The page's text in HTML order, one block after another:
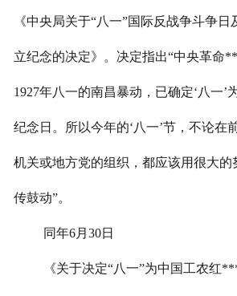
《中央局关于“八一”国际反战争斗争
立纪念的决定》。决定指出“中央革命
1927年八一的南昌暴动，已确定‘八一’
纪念日。所以今年的‘八一’节，不论
机关或地方党的组织，都应该用很大的
传鼓动”。
同年6月 30日
《关于决定“八一”为中国工农红